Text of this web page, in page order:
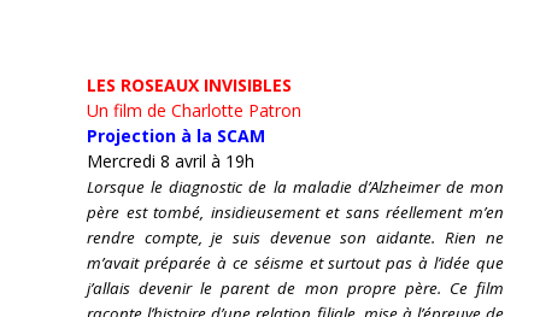
LES ROSEAUX INVISIBLES
Un film de Charlotte Patron
Projection à la SCAM
Mercredi 8 avril à 19h
Lorsque le diagnostic de la maladie d’Alzheimer de mon
père est tombé, insidieusement et sans réellement m’en
rendre compte, je suis devenue son aidante. Rien ne
m’avait préparée à ce séisme et surtout pas à l’idée que
j’allais devenir le parent de mon propre père. Ce film